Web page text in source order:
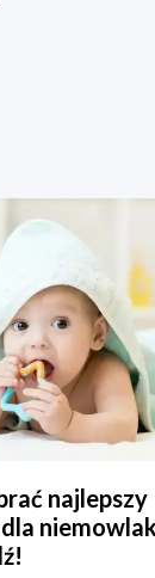
najlepszy